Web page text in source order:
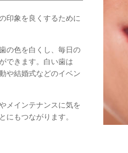
印象を良くするために
の色を白くし、毎日の
できます。白い歯は
や結婚式などのイベン
メインテナンスに気を
にもつながります。